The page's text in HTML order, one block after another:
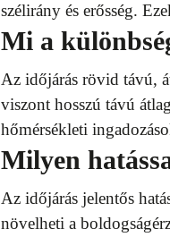
szélirány és erősség.
Mi a
Az időjárás rövid távú,
viszont hosszú távú
hőmérsékleti
Milyen
Az időjárás jelentős
növelheti a